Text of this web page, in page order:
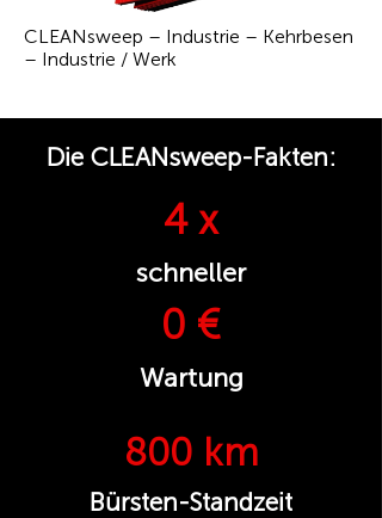
CLEANsweep – Industrie – Kehrbesen
– Industrie / Werk
Die CLEANsweep-Fakten:
4 x
schneller
0 €
Wartung
800 km
Bürsten-Standzeit